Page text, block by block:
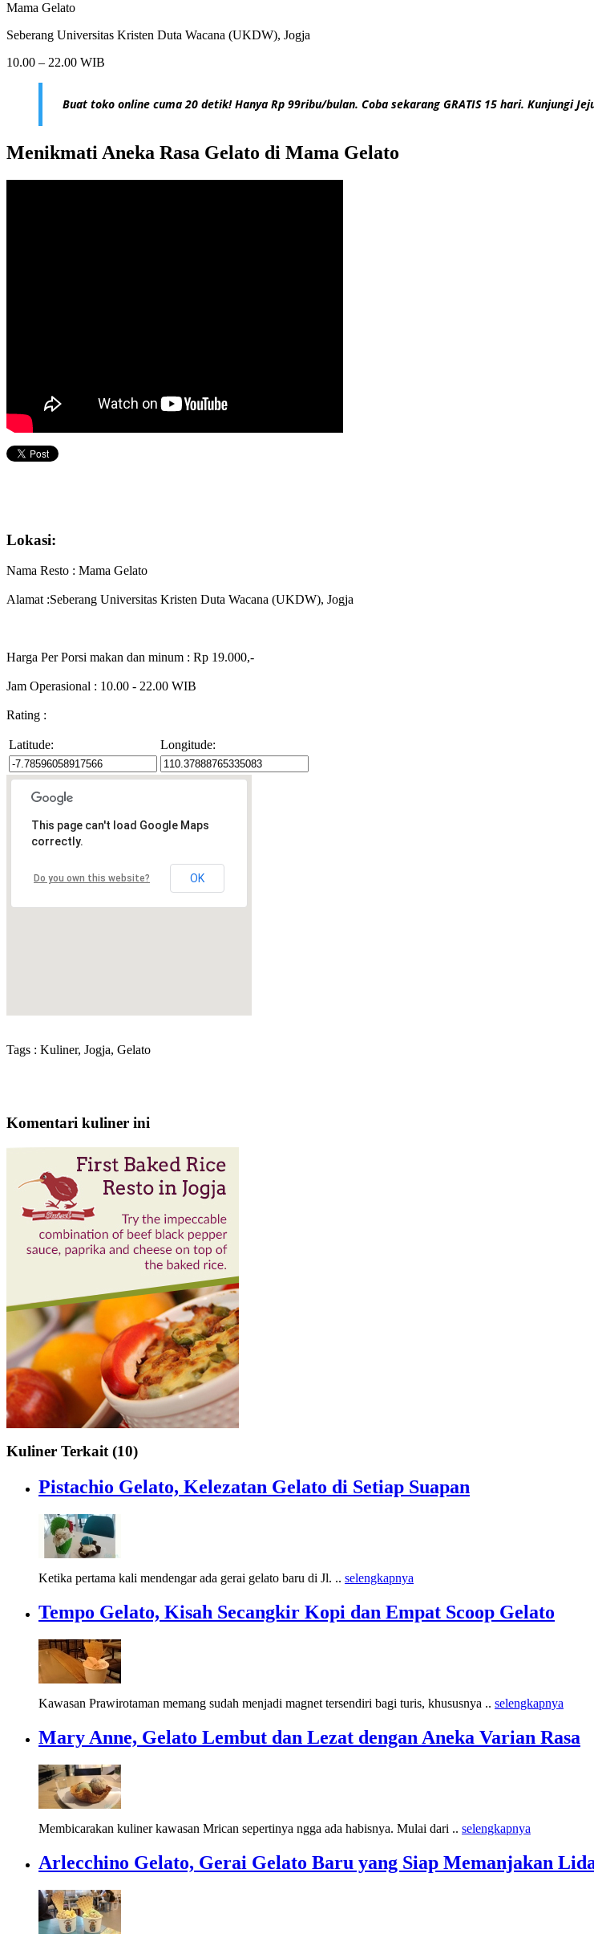
Mama Gelato
Seberang Universitas Kristen Duta Wacana (UKDW), Jogja
10.00 – 22.00 WIB
Buat toko online cuma 20 detik! Hanya Rp 99ribu/bulan. Coba sekarang GRATIS 15 hari. Kunjungi
Menikmati Aneka Rasa Gelato di Mama Gelato
Lokasi:
Nama Resto : Mama Gelato
Alamat :Seberang Universitas Kristen Duta Wacana (UKDW), Jogja
Harga Per Porsi makan dan minum : Rp 19.000,-
Jam Operasional : 10.00 - 22.00 WIB
Rating :
Latitude: Longitude:
This page can't load Google Maps
correctly.
Do you own this website? OK
Tags : Kuliner, Jogja, Gelato
Komentari kuliner ini
Kuliner Terkait (10)
Pistachio Gelato, Kelezatan Gelato di Setiap Suapan
Ketika pertama kali mendengar ada gerai gelato baru di Jl. .. selengkapnya
Tempo Gelato, Kisah Secangkir Kopi dan Empat Scoop Gelato
Kawasan Prawirotaman memang sudah menjadi magnet tersendiri bagi turis, khususnya .. selengkapnya
Mary Anne, Gelato Lembut dan Lezat dengan Aneka Varian Rasa
Membicarakan kuliner kawasan Mrican sepertinya ngga ada habisnya. Mulai dari .. selengkapnya
Arlecchino Gelato, Gerai Gelato Baru yang Siap Memanjakan